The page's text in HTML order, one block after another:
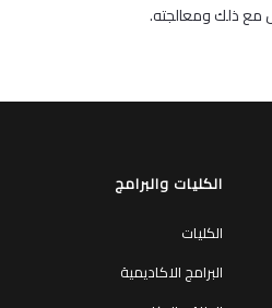
مع ذلك ومعالجته.
الكليات والبرامج
الكليات
البرامج الاكاديمية